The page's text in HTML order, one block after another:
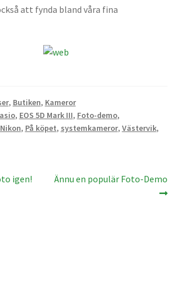
att fynda bland våra fina
, Butiken, Kameror
, EOS 5D Mark III, Foto-demo,
Nikon, På köpet, systemkameror, Västervik,
igen!
Nästa
Ännu en populär Foto-Demo